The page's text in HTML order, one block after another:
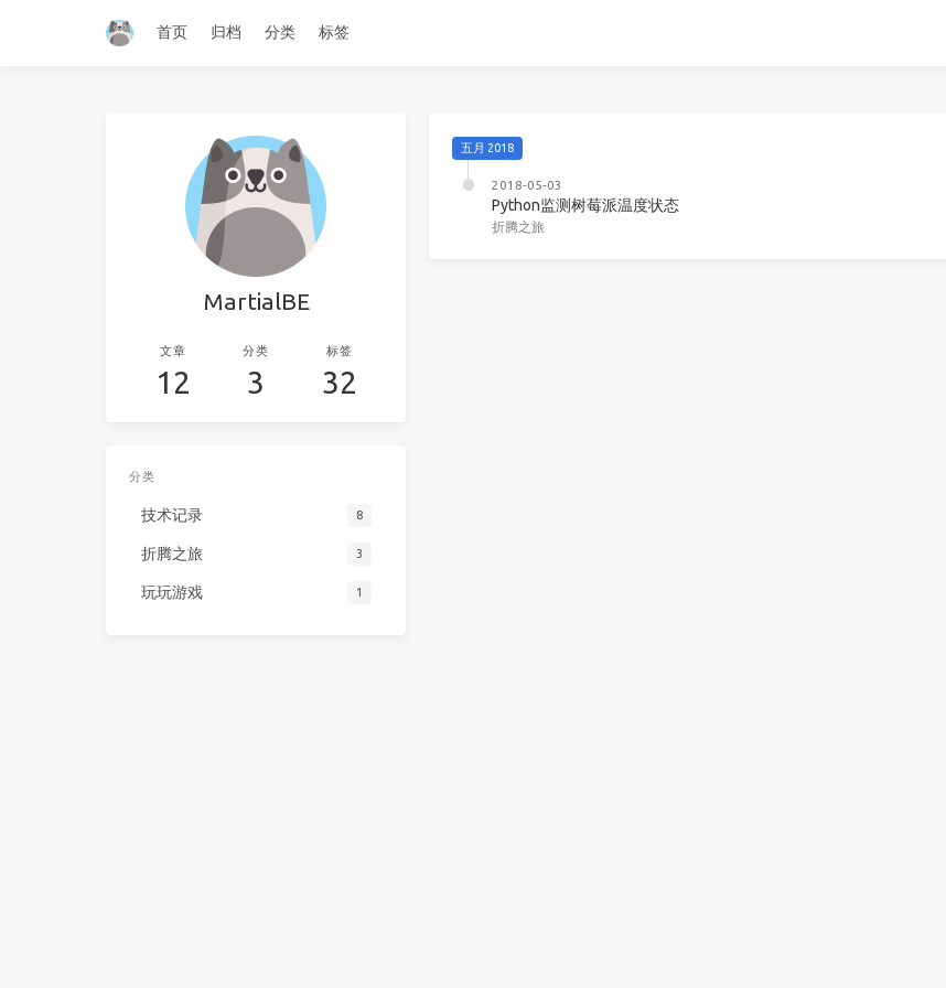
首页 归档 分类 标签
五月 2018
2018-05-03
Python监测树莓派温度状态
折腾之旅
MartialBE
文章
12
分类
3
标签
32
分类
技术记录 8
折腾之旅 3
玩玩游戏 1